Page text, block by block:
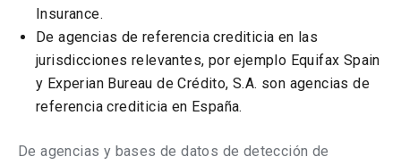
Insurance.
De agencias de referencia crediticia en las
jurisdicciones relevantes, por ejemplo Equifax Spain
y Experian Bureau de Crédito, S.A. son agencias de
referencia crediticia en España.
De agencias y bases de datos de detección de